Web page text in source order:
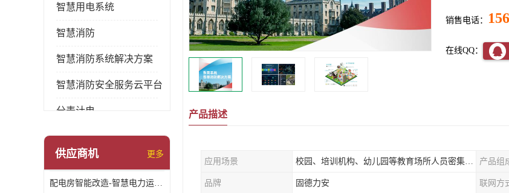
智慧用电系统
智慧消防
智慧消防系统解决方案
智慧消防安全服务云平台
分表计电
环保用电监管系统
供应商机 更多
配电房智能改造-智慧电力运维云平台
销售电话：
在线QQ：
产品描述
应用场景 校园、培训机构、幼儿园等教育场所人员密集场所消防安全监控管理系统 产品组
品牌 固德力安 联网方